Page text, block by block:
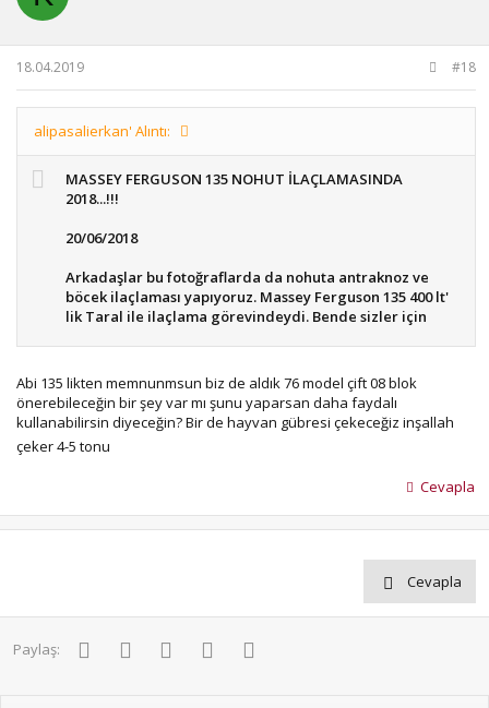
18.04.2019 #18
alipasalierkan' Alıntı:
MASSEY FERGUSON 135 NOHUT İLAÇLAMASINDA
2018...!!!
20/06/2018
Arkadaşlar bu fotoğraflarda da nohuta antraknoz ve
böcek ilaçlaması yapıyoruz. Massey Ferguson 135 400 lt'
lik Taral ile ilaçlama görevindeydi. Bende sizler için
alipasalierkan.......
Abi 135 likten memnunmsun biz de aldık 76 model çift 08 blok
önerebileceğin bir şey var mı şunu yaparsan daha faydalı
kullanabilirsin diyeceğin? Bir de hayvan gübresi çekeceğiz inşallah
çeker 4-5 tonu
Cevapla
Cevapla
Paylaş: FacebookTwitter PinterestWhatsApp